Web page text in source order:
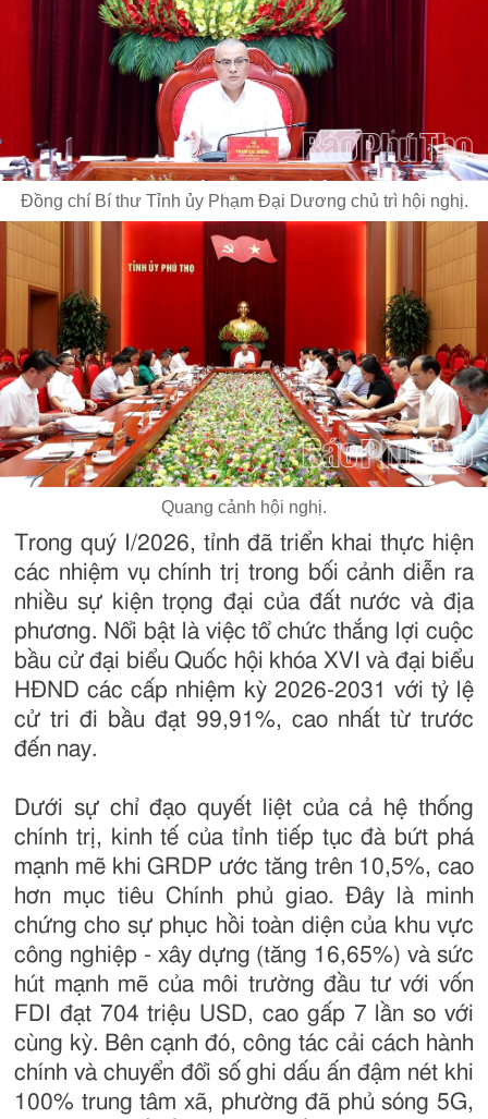
Đồng chí Bí thư Tỉnh ủy Phạm Đại Dương chủ trì hội nghị.
Quang cảnh hội nghị.
Trong quý I/2026, tỉnh đã triển khai thực hiện
các nhiệm vụ chính trị trong bối cảnh diễn ra
nhiều sự kiện trọng đại của đất nước và địa
phương. Nổi bật là việc tổ chức thắng lợi cuộc
bầu cử đại biểu Quốc hội khóa XVI và đại biểu
HĐND các cấp nhiệm kỳ 2026-2031 với tỷ lệ
cử tri đi bầu đạt 99,91%, cao nhất từ trước
đến nay.
Dưới sự chỉ đạo quyết liệt của cả hệ thống
chính trị, kinh tế của tỉnh tiếp tục đà bứt phá
mạnh mẽ khi GRDP ước tăng trên 10,5%, cao
hơn mục tiêu Chính phủ giao. Đây là minh
chứng cho sự phục hồi toàn diện của khu vực
công nghiệp - xây dựng (tăng 16,65%) và sức
hút mạnh mẽ của môi trường đầu tư với vốn
FDI đạt 704 triệu USD, cao gấp 7 lần so với
cùng kỳ. Bên cạnh đó, công tác cải cách hành
chính và chuyển đổi số ghi dấu ấn đậm nét khi
100% trung tâm xã, phường đã phủ sóng 5G,